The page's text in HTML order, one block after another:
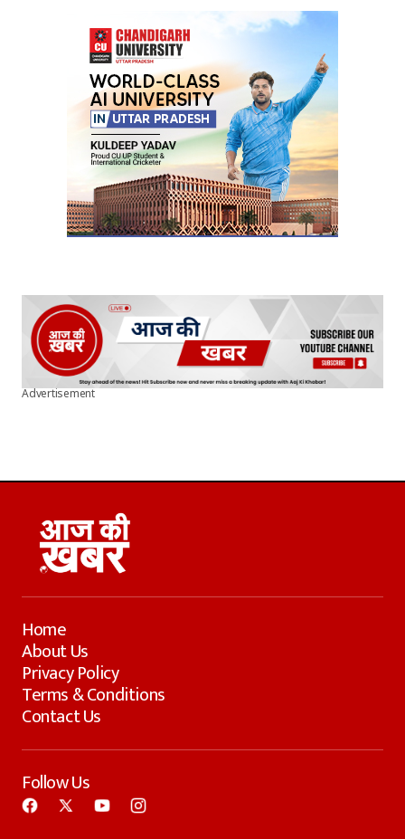
Advertisement
Home
About Us
Privacy Policy
Terms & Conditions
Contact Us
Follow Us